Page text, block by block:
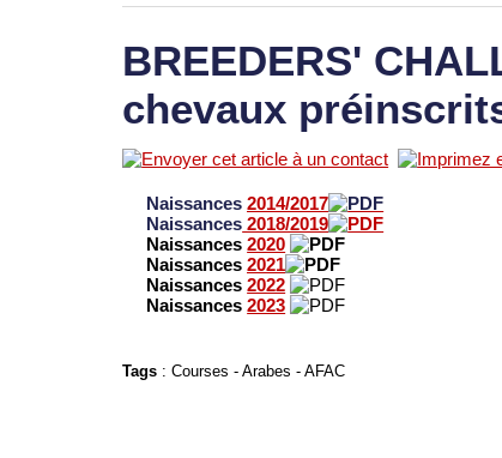
BREEDERS'
chevaux
Naissances2014/2017
Naissances 2018/2019
Naissances2020
Naissances2021
Naissances 2022
Naissances 2023
Tags :Courses -Arabes -AFAC